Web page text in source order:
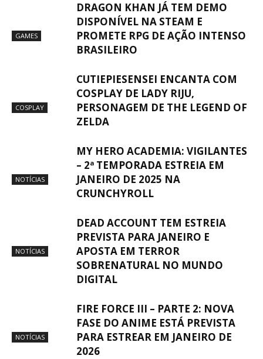
GAMES
DRAGON KHAN JÁ TEM DEMO
DISPONÍVEL NA STEAM E
PROMETE RPG DE AÇÃO INTENSO
BRASILEIRO
COSPLAY
CUTIEPIESENSEI ENCANTA COM
COSPLAY DE LADY RIJU,
PERSONAGEM DE THE LEGEND OF
ZELDA
NOTÍCIAS
MY HERO ACADEMIA: VIGILANTES
– 2ª TEMPORADA ESTREIA EM
JANEIRO DE 2025 NA
CRUNCHYROLL
NOTÍCIAS
DEAD ACCOUNT TEM ESTREIA
PREVISTA PARA JANEIRO E
APOSTA EM TERROR
SOBRENATURAL NO MUNDO
DIGITAL
NOTÍCIAS
FIRE FORCE III – PARTE 2: NOVA
FASE DO ANIME ESTÁ PREVISTA
PARA ESTREAR EM JANEIRO DE
2026